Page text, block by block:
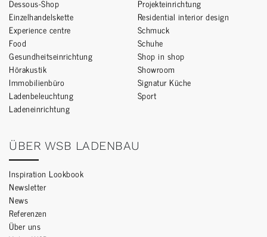
Dessous-Shop
Einzelhandelskette
Experience centre
Food
Gesundheitseinrichtung
Hörakustik
Immobilienbüro
Ladenbeleuchtung
Ladeneinrichtung
Projekteinrichtung
Residential interior design
Schmuck
Schuhe
Shop in shop
Showroom
Signatur Küche
Sport
ÜBER WSB LADENBAU
Inspiration Lookbook
Newsletter
News
Referenzen
Über uns